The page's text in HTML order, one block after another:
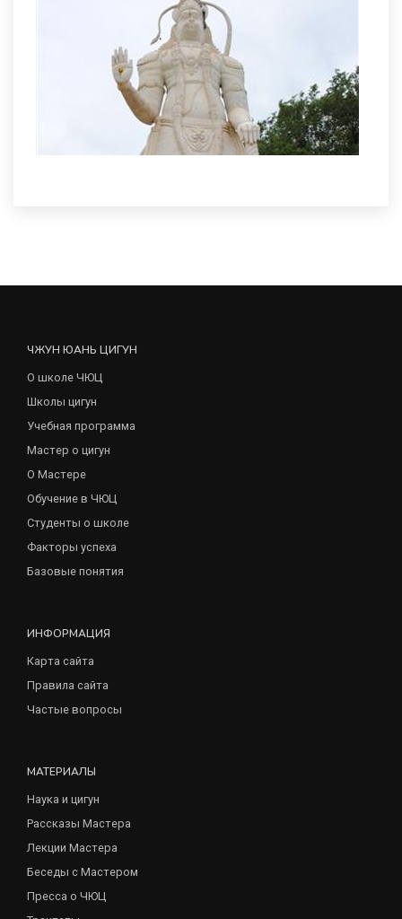
ЧЖУН ЮАНЬ ЦИГУН
О школе ЧЮЦ
Школы цигун
Учебная программа
Мастер о цигун
О Мастере
Обучение в ЧЮЦ
Студенты о школе
Факторы успеха
Базовые понятия
ИНФОРМАЦИЯ
Карта сайта
Правила сайта
Частые вопросы
МАТЕРИАЛЫ
Наука и цигун
Рассказы Мастера
Лекции Мастера
Беседы с Мастером
Пресса о ЧЮЦ